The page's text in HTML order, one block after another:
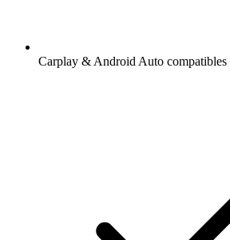
Carplay & Android Auto compatibles